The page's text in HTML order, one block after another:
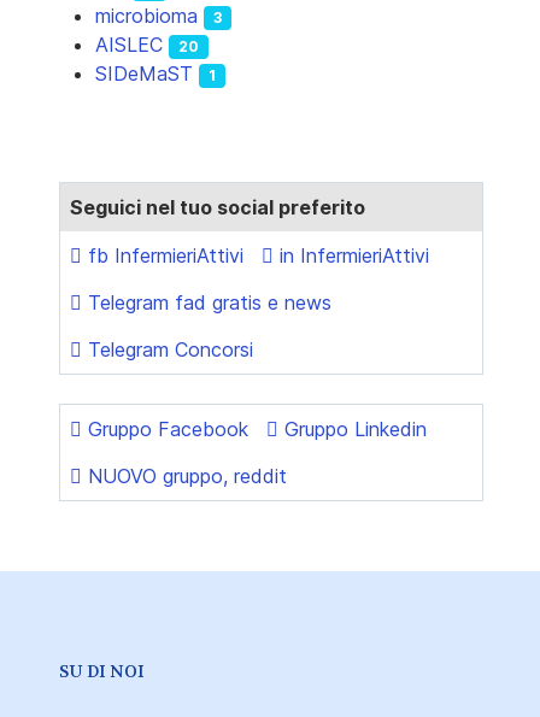
microbioma 3
AISLEC 20
SIDeMaST 1
Seguici nel tuo social preferito
fb InfermieriAttivi
in InfermieriAttivi
Telegram fad gratis e news
Telegram Concorsi
Gruppo Facebook
Gruppo Linkedin
NUOVO gruppo, reddit
SU DI NOI